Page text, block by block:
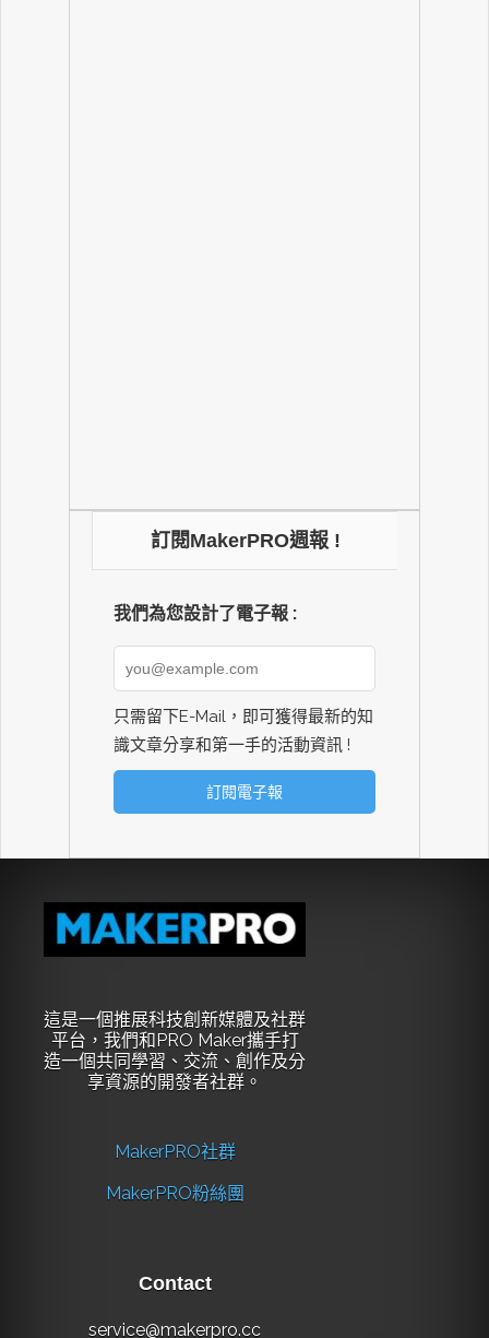
訂閱MakerPRO週報 !
我們為您設計了電子報 :
只需留下E-Mail，即可獲得最新的知
識文章分享和第一手的活動資訊 !
這是一個推展科技創新媒體及社群
平台，我們和PRO Maker攜手打
造一個共同學習、交流、創作及分
享資源的開發者社群。
MakerPRO社群
MakerPRO粉絲團
Contact
service@makerpro.cc